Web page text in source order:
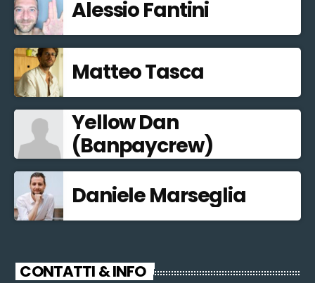
Alessio Fantini
Matteo Tasca
Yellow Dan
(Banpaycrew)
Daniele Marseglia
CONTATTI & INFO